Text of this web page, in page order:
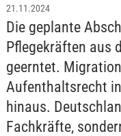
21.11.2024
Die geplante
Pflegekräften aus
geerntet.
Aufenthaltsrecht
hinaus.
Fachkräfte,